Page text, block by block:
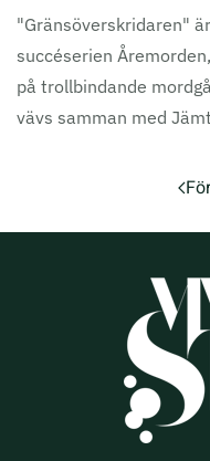
"Gränsöverskridaren"
succéserien
på trollbindande
vävs samman med